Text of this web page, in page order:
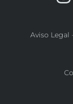
Aviso Legal ·